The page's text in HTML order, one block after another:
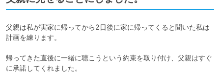
父親は私が実家に帰ってから2日後に家に帰ってくると聞いた私は
計画を練ります。
帰ってきた直後に一緒に聴こうという約束を取り付け、父親はすぐ
に承諾してくれました。